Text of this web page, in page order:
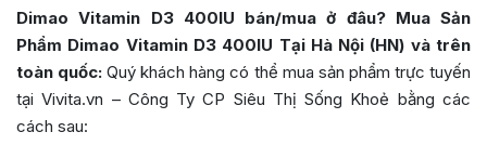
Dimao Vitamin D3 400IU bán/mua ở đâu? Mua Sản
Phẩm Dimao Vitamin D3 400IU Tại Hà Nội (HN) và trên
toàn quốc: Quý khách hàng có thể mua sản phẩm trực tuyến
tại Vivita.vn – Công Ty CP Siêu Thị Sống Khoẻ bằng các
cách sau: